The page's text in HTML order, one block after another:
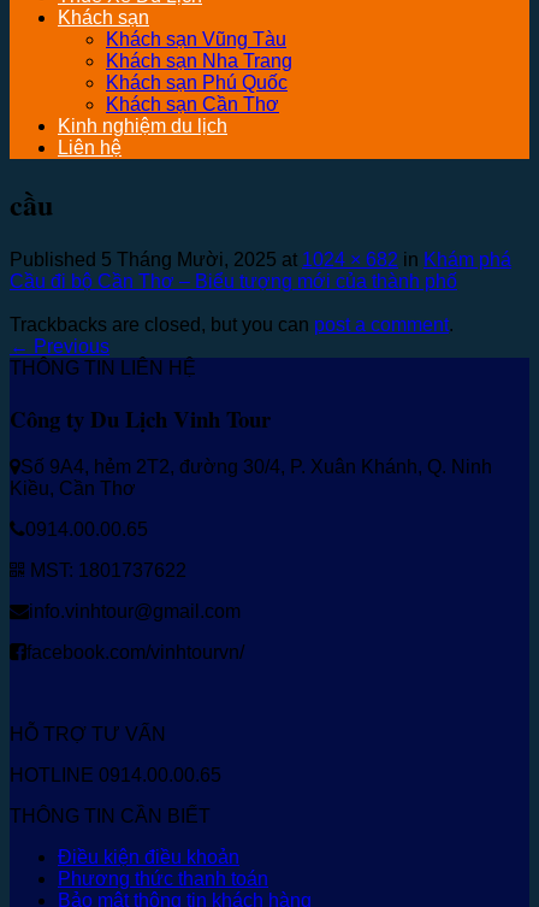
Khách sạn
Khách sạn Vũng Tàu
Khách sạn Nha Trang
Khách sạn Phú Quốc
Khách sạn Cần Thơ
Kinh nghiệm du lịch
Liên hệ
cầu
Published 5 Tháng Mười, 2025 at 1024 × 682 in Khám phá
Cầu đi bộ Cần Thơ – Biểu tượng mới của thành phố
Trackbacks are closed, but you can post a comment.
← Previous
THÔNG TIN LIÊN HỆ
Công ty Du Lịch Vinh Tour
Số 9A4, hẻm 2T2, đường 30/4, P. Xuân Khánh, Q. Ninh
Kiều, Cần Thơ
0914.00.00.65
MST: 1801737622
info.vinhtour@gmail.com
facebook.com/vinhtourvn/
HỖ TRỢ TƯ VẤN
HOTLINE 0914.00.00.65
THÔNG TIN CẦN BIẾT
Điều kiện điều khoản
Phương thức thanh toán
Bảo mật thông tin khách hàng